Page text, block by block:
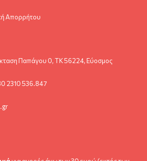
Aπορρήτου
Παπάγου 0, ΤΚ 56224, Εύοσμος
2310 536.847